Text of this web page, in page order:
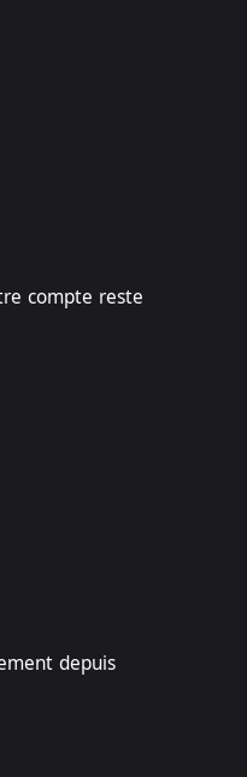
compte reste
depuis